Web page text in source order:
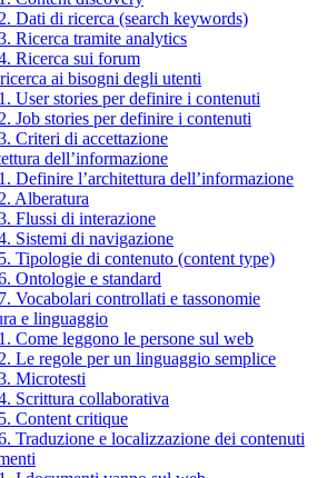
Dati di ricerca (search keywords)
Ricerca tramite analytics
Ricerca sui forum
ai bisogni degli utenti
User stories per definire i contenuti
Job stories per definire i contenuti
Criteri di accettazione
dell’informazione
Definire l’architettura dell’informazione
Alberatura
Flussi di interazione
Sistemi di navigazione
Tipologie di contenuto (content type)
Ontologie e standard
Vocabolari controllati e tassonomie
e linguaggio
Come leggono le persone sul web
Le regole per un linguaggio semplice
Microtesti
Scrittura collaborativa
Content critique
Traduzione e localizzazione dei contenuti